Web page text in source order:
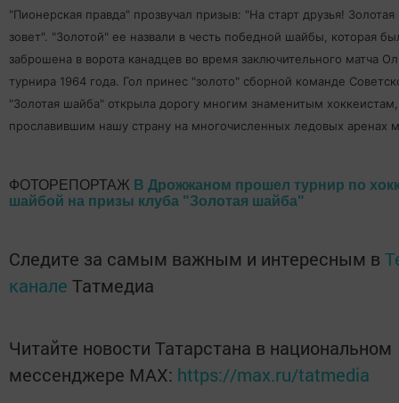
"Пионерская правда" прозвучал призыв: "На старт друзья!
зовет". "Золотой" ее назвали в честь победной шайбы, которая
заброшена в ворота канадцев во время заключительного матча
турнира 1964 года. Гол принес "золото" сборной команде
"Золотая шайба" открыла дорогу многим знаменитым хоккеистам,
прославившим нашу страну на многочисленных ледовых аренах
ФОТОРЕПОРТАЖ В Дрожжаном прошел турнир по
шайбой на призы клуба "Золотая шайба"
Следите за самым важным и интересным в
канале Татмедиа
Читайте новости Татарстана в национальном
мессенджере MАХ: https://max.ru/tatmedia